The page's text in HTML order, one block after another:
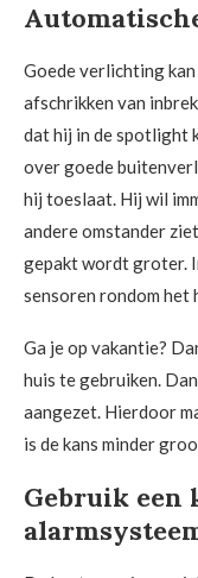
Goede verlichting
afschrikken van
dat hij in de spotlight
over goede
hij toeslaat. Hij wil
andere omstander
gepakt wordt groter.
sensoren rondom het
Ga je op vakantie?
huis te gebruiken.
aangezet. Hierdoor
is de kans minder
Gebruik